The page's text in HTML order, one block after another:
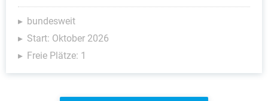
bundesweit
Start: Oktober 2026
Freie Plätze: 1